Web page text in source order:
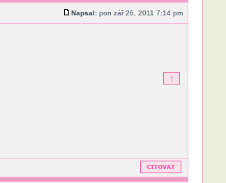
Napsal:pon zář 26, 2011 7:14 pm